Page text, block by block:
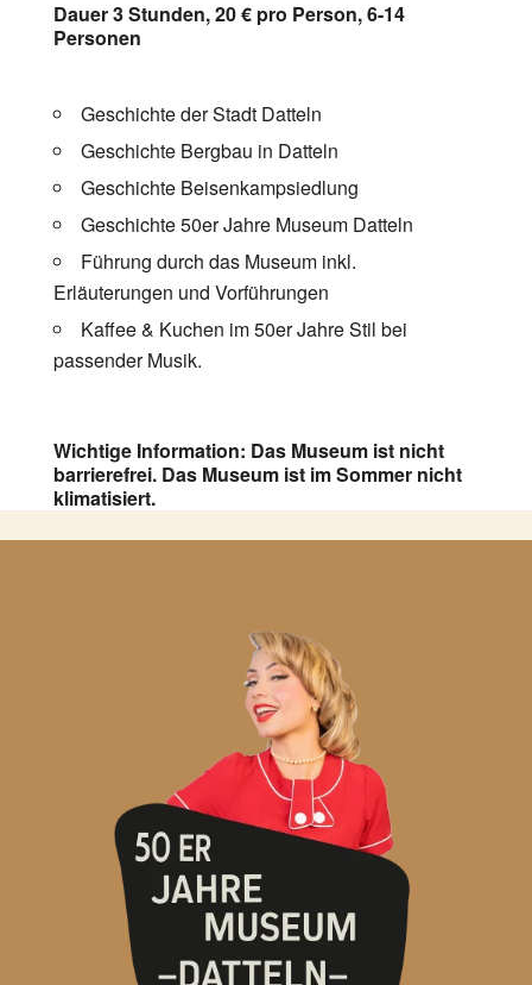
Dauer 3 Stunden, 20 € pro Person, 6-14
Personen
Geschichte der Stadt Datteln
Geschichte Bergbau in Datteln
Geschichte Beisenkampsiedlung
Geschichte 50er Jahre Museum Datteln
Führung durch das Museum inkl.
Erläuterungen und Vorführungen
Kaffee & Kuchen im 50er Jahre Stil bei
passender Musik.
Wichtige Information: Das Museum ist nicht
barrierefrei. Das Museum ist im Sommer nicht
klimatisiert.